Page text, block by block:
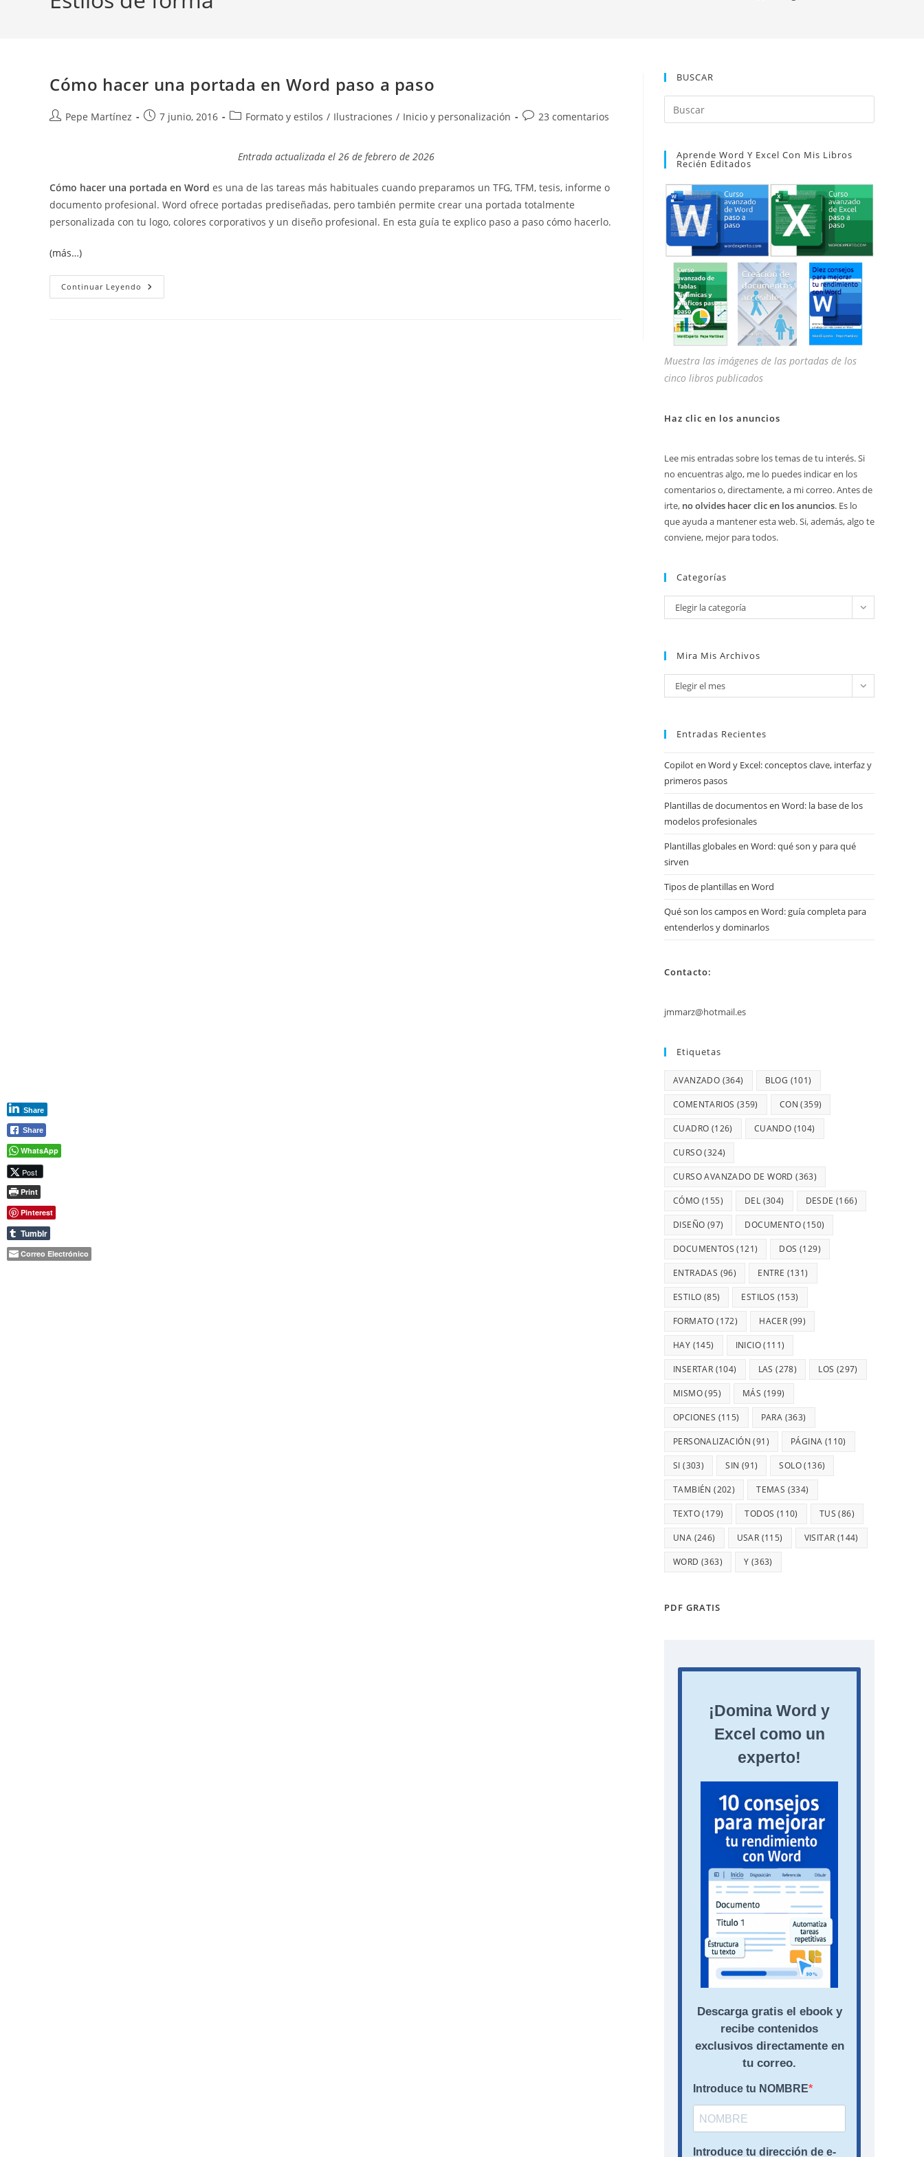
Cómo hacer una portada en Word paso a paso
AutorPepe Martínez
Publicación
7 junio, 2016
Categoría
entrada:
Formato y estilos / Ilustraciones / Inicio y personalización
Comentarios
23 comentarios
Entrada actualizada el 26 de febrero de 2026
Cómo hacer una portada en Word es una de las tareas más habituales cuando preparamos un TFG, TFM, tesis, informe o
documento profesional. Word ofrece portadas prediseñadas, pero también permite crear una portada totalmente
personalizada con tu logo, colores corporativos y un diseño profesional. En esta guía te explico paso a paso cómo hacerlo.
(más…)
Continuar Leyendo Cómo
Hacer
BUSCAR
Escape
Aprende Word Y Excel Con Mis Libros
Recién Editados
Muestra las imágenes de las portadas de los
cinco libros publicados
Haz clic en los anuncios
Lee mis entradas sobre los temas de tu interés. Si
no encuentras algo, me lo puedes indicar en los
comentarios o, directamente, a mi correo. Antes de
irte, no olvides hacer clic en los anuncios. Es lo
que ayuda a mantener esta web. Si, además, algo te
conviene, mejor para todos.
Categorías
Categorías
Elegir la categoría
Mira Mis Archivos
Mira
mis
Elegir el mes
Entradas Recientes
Copilot en Word y Excel: conceptos clave, interfaz y
primeros pasos
Plantillas de documentos en Word: la base de los
modelos profesionales
Plantillas globales en Word: qué son y para qué
sirven
Tipos de plantillas en Word
Qué son los campos en Word: guía completa para
entenderlos y dominarlos
Contacto:
jmmarz@hotmail.es
Etiquetas
AVANZADO (364) BLOG (101)
COMENTARIOS (359) CON (359)
CUADRO (126) CUANDO (104)
CURSO(324)
CURSO AVANZADO DE WORD (363)
CÓMO (155) DEL (304) DESDE (166)
DISEÑO (97) DOCUMENTO(150)
DOCUMENTOS (121) DOS (129)
ENTRADAS (96) ENTRE (131)
ESTILO (85) ESTILOS (153)
FORMATO (172) HACER (99)
HAY (145) INICIO(111)
INSERTAR (104) LAS (278) LOS (297)
MISMO(95) MÁS (199)
OPCIONES (115) PARA (363)
PERSONALIZACIÓN (91) PÁGINA (110)
SI (303) SIN (91) SOLO(136)
TAMBIÉN (202) TEMAS (334)
TEXTO(179) TODOS (110) TUS (86)
UNA (246) USAR (115) VISITAR (144)
WORD (363) Y (363)
PDF GRATIS
Share
Share
WhatsApp
Post
Print
Pinterest
Tumblr
Correo Electrónico